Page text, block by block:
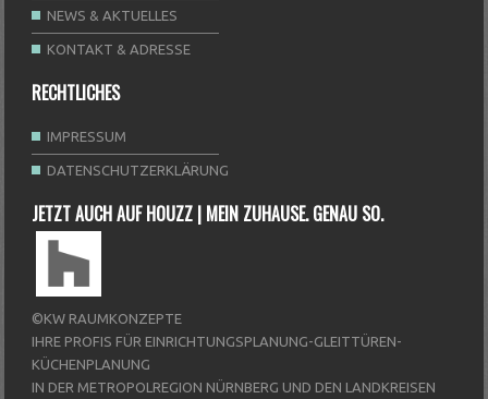
NEWS & AKTUELLES
KONTAKT & ADRESSE
RECHTLICHES
IMPRESSUM
DATENSCHUTZERKLÄRUNG
JETZT AUCH AUF HOUZZ | MEIN ZUHAUSE. GENAU SO.
©KW RAUMKONZEPTE
IHRE PROFIS FÜR EINRICHTUNGSPLANUNG-GLEITTÜREN-
KÜCHENPLANUNG
IN DER METROPOLREGION NÜRNBERG UND DEN LANDKREISEN